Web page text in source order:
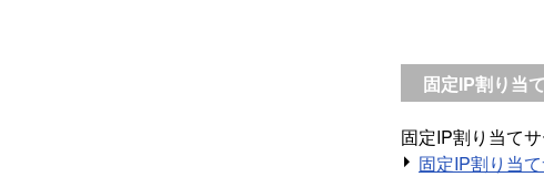
固定IP割り当
固定IP割り当て
固定IP割り当